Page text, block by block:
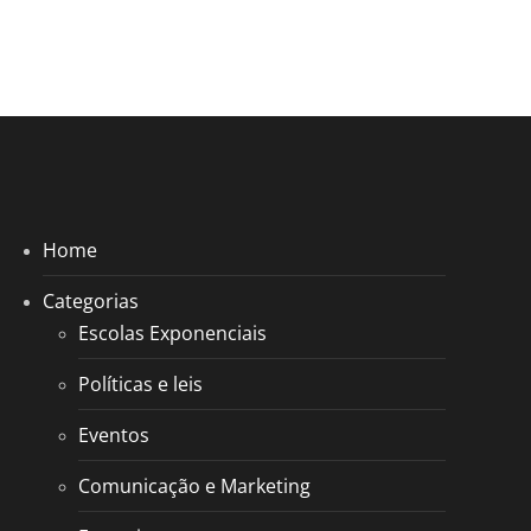
Home
Categorias
Escolas Exponenciais
Políticas e leis
Eventos
Comunicação e Marketing